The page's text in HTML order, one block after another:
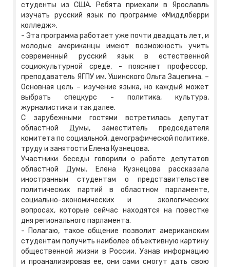
студенты из США. Ребята приехали в Ярославль
изучать русский язык по программе «Миддлберри
колледж».
- Эта программа работает уже почти двадцать лет, и
молодые американцы имеют возможность учить
современный русский язык в естественной
социокультурной среде, - поясняет профессор,
преподаватель ЯГПУ им. Ушинского Ольга Зацепина. –
Основная цель – изучение языка, но каждый может
выбрать спецкурс - политика, культура,
журналистика и так далее.
С зарубежными гостями встретилась депутат
областной Думы, заместитель председателя
комитета по социальной, демографической политике,
труду и занятости Елена Кузнецова.
Участники беседы говорили о работе депутатов
областной Думы. Елена Кузнецова рассказала
иностранным студентам о представительстве
политических партий в областном парламенте,
социально-экономических и экологических
вопросах, которые сейчас находятся на повестке
дня регионального парламента.
- Полагаю, такое общение позволит американским
студентам получить наиболее объективную картину
общественной жизни в России. Узнав информацию
и проанализировав ее, они сами смогут дать свою